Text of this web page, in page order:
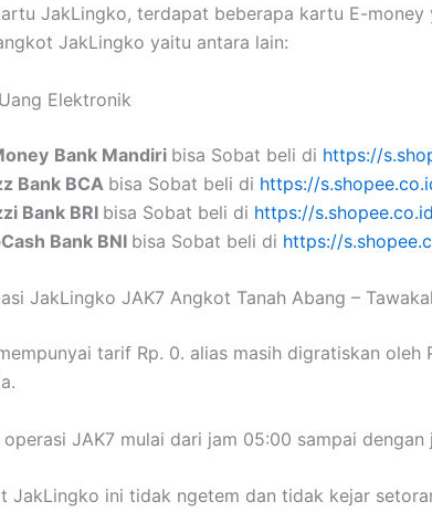
JakLingko, terdapat beberapa kartu E-money
JakLingko yaitu antara lain:
Elektronik
Bank Mandiri bisa Sobat beli di https://
Bank BCA bisa Sobat beli di https://
Bank BRI bisa Sobat beli di https://
Bank BNI bisa Sobat beli di https://
JakLingko JAK7 Angkot Tanah Abang – Tawakal
tarif Rp. 0. alias masih digratiskan oleh
operasi JAK7 mulai dari jam 05:00 sampai
JakLingko ini tidak ngetem dan tidak kejar